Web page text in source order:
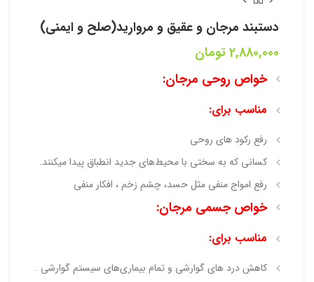
دستبند مرجان و عقیق و مروارید(صلح و ایمنی)
2,880,000تومان
خواص روحی مرجان:
مناسب برای:
رفع رکود های روحی
کسانی که به سختی با محیط‌های جدید انطباق پیدا میکنند.
رفع امواج منفی مثل حسد، چشم زخم ، افکار منفی
خواص جسمی مرجان:
مناسب برای:
کاهش درد های گوارشی و تمام بیماری‌های سیستم گوارشی .